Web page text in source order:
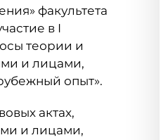
факультета
в I
теории и
и лицами,
опыт».
актах,
и лицами,